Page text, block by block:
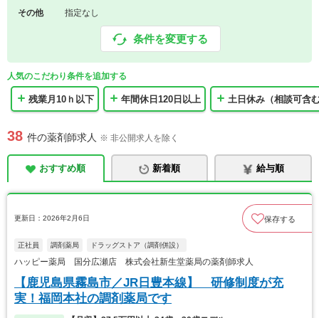
その他
指定なし
条件を変更する
人気のこだわり条件を追加する
残業月10ｈ以下 年間休日120日以上 土日休み（相談可含
38 件の薬剤師求人 ※ 非公開求人を除く
おすすめ順 新着順 給与順
更新日：2026年2月6日 保存する
正社員 調剤薬局 ドラッグストア（調剤併設）
ハッピー薬局 国分広瀬店 株式会社新生堂薬局の薬剤師求人
【鹿児島県霧島市／JR日豊本線】 研修制度が充
実！福岡本社の調剤薬局です